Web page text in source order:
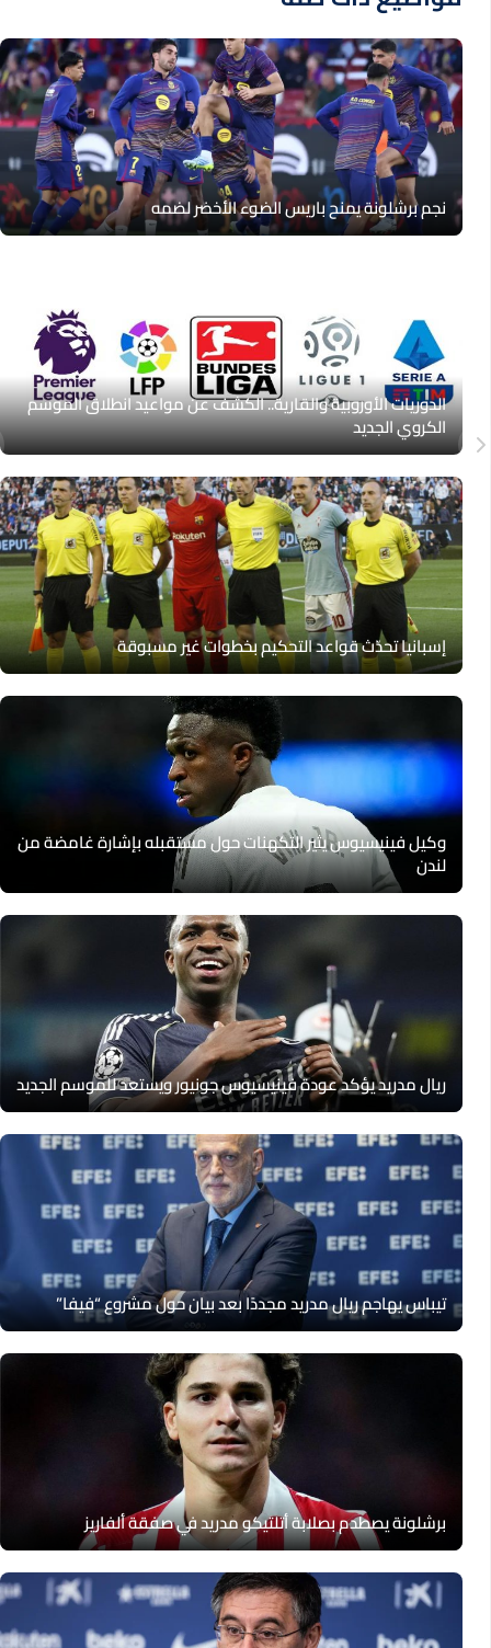
نجم برشلونة يمنح باريس الضوء الأخضر لضمه
الدوريات الأوروبية والقارية.. الكشف عن مواعيد انطلاق الموسم
الكروي الجديد
إسبانيا تحدّث قواعد التحكيم بخطوات غير مسبوقة
وكيل فينيسيوس يثير التكهنات حول مستقبله بإشارة غامضة من
لندن
ريال مدريد يؤكد عودة فينيسيوس جونيور ويستعد للموسم الجديد
تيباس يهاجم ريال مدريد مجددًا بعد بيان حول مشروع “فيفا”
برشلونة يصطدم بصلابة أتلتيكو مدريد في صفقة ألفاريز